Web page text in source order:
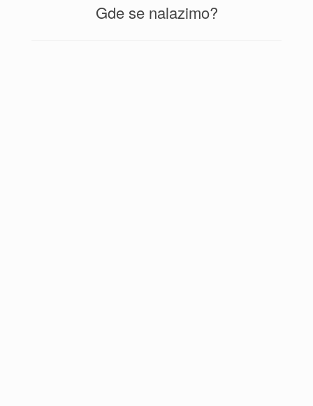
Gde se nalazimo?